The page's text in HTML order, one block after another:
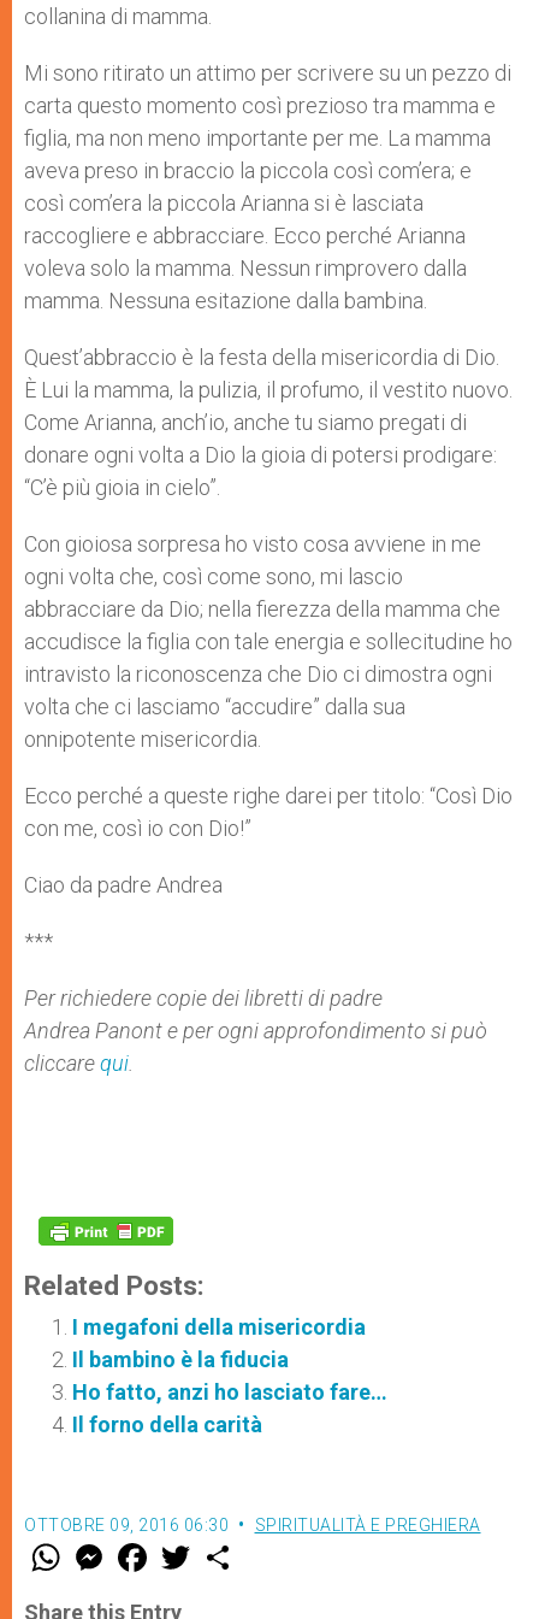
collanina di mamma.
Mi sono ritirato un attimo per scrivere su un pezzo di
carta questo momento così prezioso tra mamma e
figlia, ma non meno importante per me. La mamma
aveva preso in braccio la piccola così com’era; e
così com’era la piccola Arianna si è lasciata
raccogliere e abbracciare. Ecco perché Arianna
voleva solo la mamma. Nessun rimprovero dalla
mamma. Nessuna esitazione dalla bambina.
Quest’abbraccio è la festa della misericordia di Dio.
È Lui la mamma, la pulizia, il profumo, il vestito nuovo.
Come Arianna, anch’io, anche tu siamo pregati di
donare ogni volta a Dio la gioia di potersi prodigare:
“C’è più gioia in cielo”.
Con gioiosa sorpresa ho visto cosa avviene in me
ogni volta che, così come sono, mi lascio
abbracciare da Dio; nella fierezza della mamma che
accudisce la figlia con tale energia e sollecitudine ho
intravisto la riconoscenza che Dio ci dimostra ogni
volta che ci lasciamo “accudire” dalla sua
onnipotente misericordia.
Ecco perché a queste righe darei per titolo: “Così Dio
con me, così io con Dio!”
Ciao da padre Andrea
***
Per richiedere copie dei libretti di padre
Andrea Panonte per ogni approfondimento si può
cliccarequi
Related Posts:
I megafoni della misericordia
Il bambino è la fiducia
Ho fatto, anzi ho lasciato fare…
Il forno della carità
OTTOBRE 09, 2016 06:30 SPIRITUALITÀ E PREGHIERA
W
t
M
e
s
F
a
e
w
Share this Entry